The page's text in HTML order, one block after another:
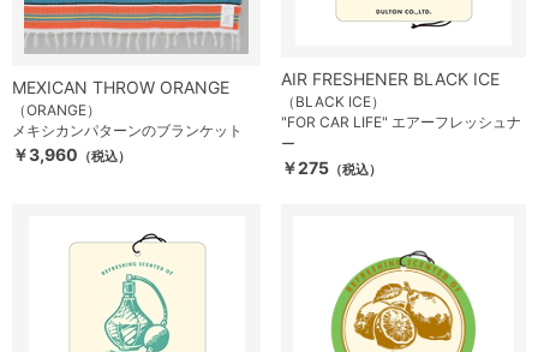
MEXICAN THROW ORANGE
（ORANGE）
メキシカンパターンのブランケット
￥3,960 （税込）
AIR FRESHENER BLACK ICE
（BLACK ICE）
"FOR CAR LIFE" エアーフレッシュナ
ー
￥275 （税込）